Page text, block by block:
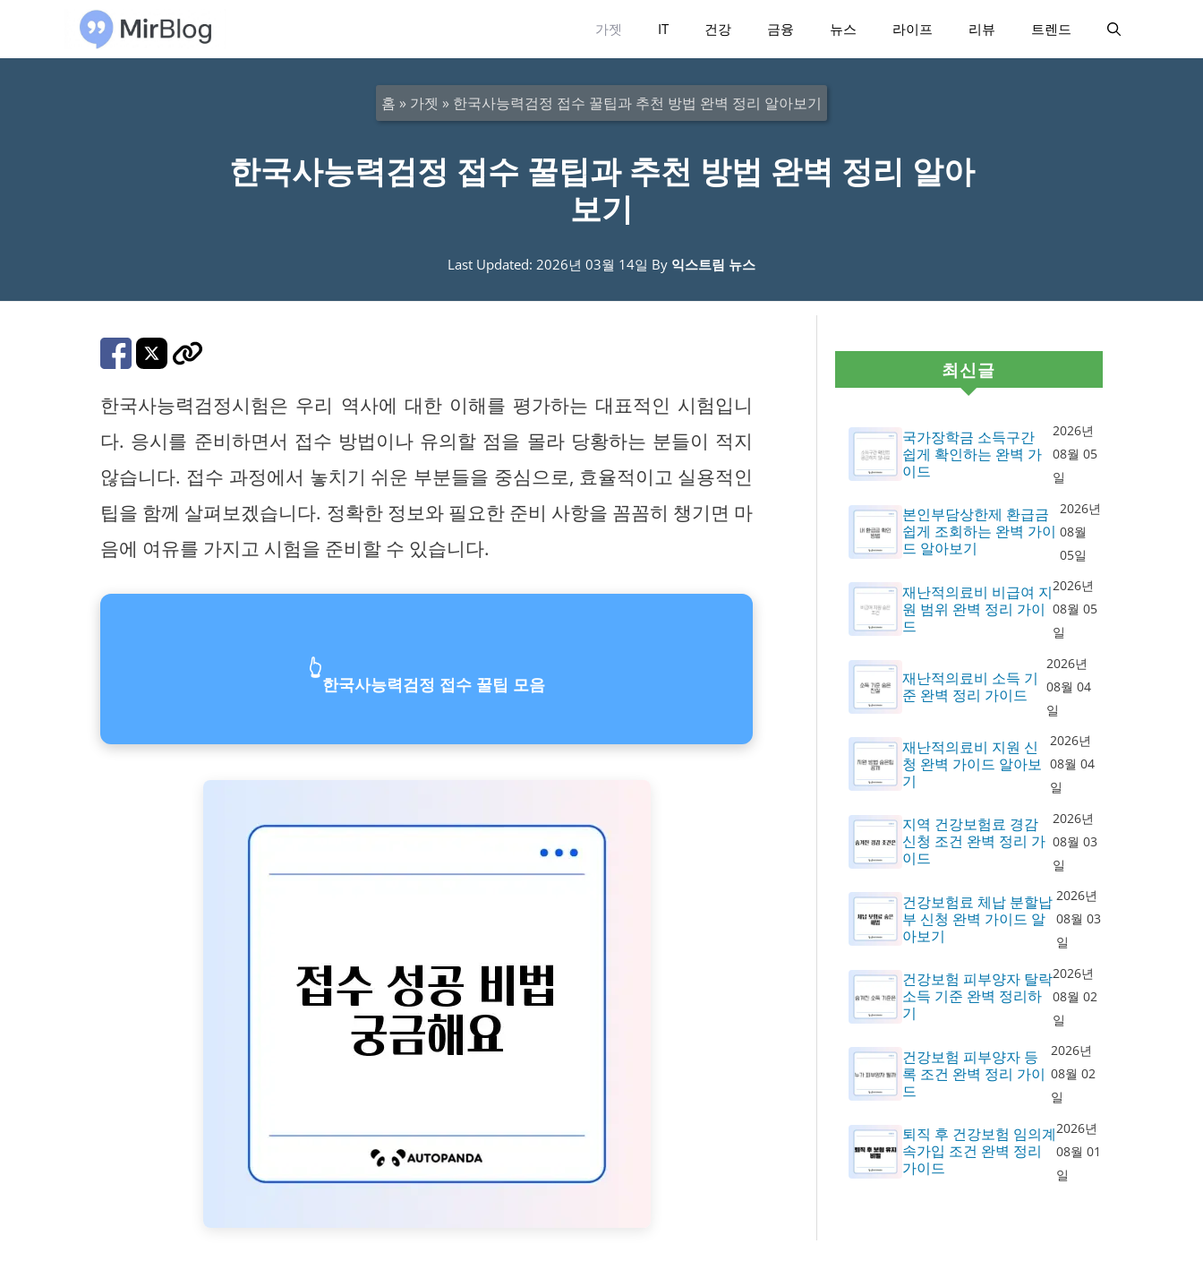
가젯 IT 건강 금융 뉴스 라이프 리뷰 트렌드
홈 » 가젯 » 한국사능력검정 접수 꿀팁과 추천 방법 완벽 정리 알아보기
한국사능력검정 접수 꿀팁과 추천 방법 완벽 정리 알아
보기
Last Updated: 2026년 03월 14일 By 익스트림 뉴스
한국사능력검정시험은 우리 역사에 대한 이해를 평가하는 대표적인 시험입니
다. 응시를 준비하면서 접수 방법이나 유의할 점을 몰라 당황하는 분들이 적지
않습니다. 접수 과정에서 놓치기 쉬운 부분들을 중심으로, 효율적이고 실용적인
팁을 함께 살펴보겠습니다. 정확한 정보와 필요한 준비 사항을 꼼꼼히 챙기면 마
음에 여유를 가지고 시험을 준비할 수 있습니다.
👆
한국사능력검정 접수 꿀팁 모음
최신글
국가장학금 소득구간
쉽게 확인하는 완벽 가
이드
2026년
08월 05
일
본인부담상한제 환급금
쉽게 조회하는 완벽 가이
드 알아보기
2026년
08월
05일
재난적의료비 비급여 지
원 범위 완벽 정리 가이
드
2026년
08월 05
일
재난적의료비 소득 기
준 완벽 정리 가이드
2026년
08월 04
일
재난적의료비 지원 신
청 완벽 가이드 알아보
기
2026년
08월 04
일
지역 건강보험료 경감
신청 조건 완벽 정리 가
이드
2026년
08월 03
일
건강보험료 체납 분할납
부 신청 완벽 가이드 알
아보기
2026년
08월 03
일
건강보험 피부양자 탈락
소득 기준 완벽 정리하
기
2026년
08월 02
일
건강보험 피부양자 등
록 조건 완벽 정리 가이
드
2026년
08월 02
일
퇴직 후 건강보험 임의계
속가입 조건 완벽 정리
가이드
2026년
08월 01
일